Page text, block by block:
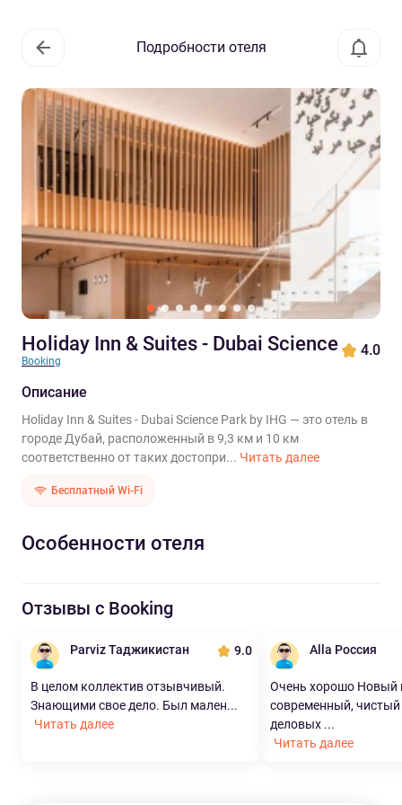
Подробности отеля
Holiday Inn & Suites - Dubai Science
Booking
4.0
Описание
Holiday Inn & Suites - Dubai Science Park by IHG — это отель в
городе Дубай, расположенный в 9,3 км и 10 км
соответственно от таких достопри... Читать далее
Бесплатный Wi-Fi
Особенности отеля
Отзывы с Booking
Parviz Таджикистан 9.0
В целом коллектив отзывчивый.
Знающими свое дело. Был мален...
Читать далее
Alla Россия
Очень хорошо Новый
современный, чистый
деловых ...
Читать далее